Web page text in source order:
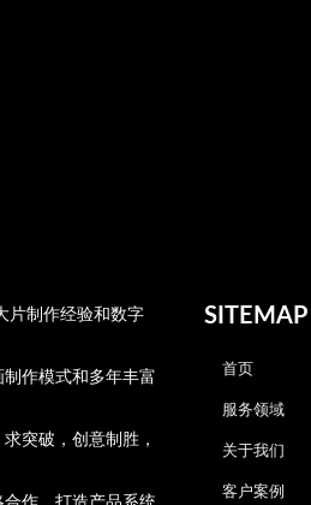
片制作经验和数字
作模式和多年丰富
突破，创意制胜，
作，打造产品系统
SITEMAP
首页
服务领域
关于我们
客户案例